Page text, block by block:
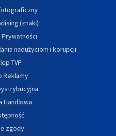
(znaki)
nadużyciom i korupcji
TVP
Reklamy
Handlowa
zgody